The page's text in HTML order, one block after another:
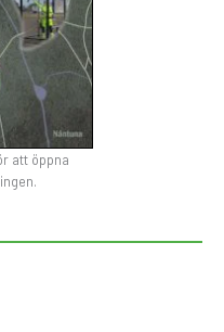
att öppna